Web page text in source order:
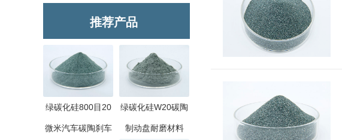
推荐产品
绿碳化硅800目20
微米汽车碳陶刹车
绿碳化硅W20碳陶
制动盘耐磨材料